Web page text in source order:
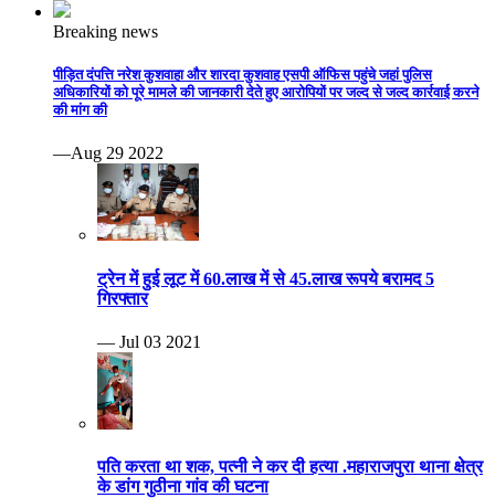
Breaking news
पीड़ित दंपत्ति नरेश कुशवाहा और शारदा कुशवाह एसपी ऑफिस पहुंचे जहां पुलिस
अधिकारियों को पूरे मामले की जानकारी देते हुए आरोपियों पर जल्द से जल्द कार्रवाई करने
की मांग की
—Aug 29 2022
ट्रेन में हुई लूट में 60.लाख में से 45.लाख रूपये बरामद 5
गिरफ्तार
— Jul 03 2021
पति करता था शक, पत्नी ने कर दी हत्या .महाराजपुरा थाना क्षेत्र
के डांग गुठीना गांव की घटना